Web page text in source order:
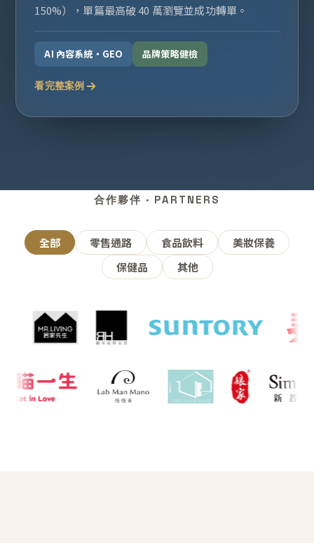
150%），單篇最高破 40 萬瀏覽並成功轉單。
AI 內容系統・GEO 品牌策略健檢
看完整案例
合作夥伴 · PARTNERS
全部 零售通路 食品飲料
美妝保養
保健品
其他